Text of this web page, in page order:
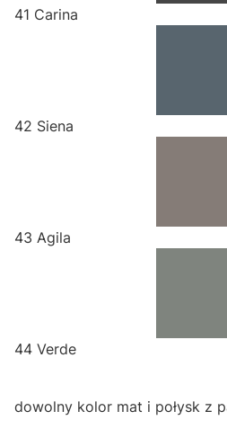
41 Carina
42 Siena
43 Agila
44 Verde
dowolny kolor mat i połysk z